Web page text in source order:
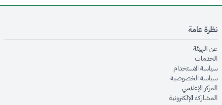
نظرة عامة
عن الهيئةopens in new window
الخدماتopens in new window
سياسة الاستخدامopens in new window
سياسة الخصوصيةopens in new window
المركز الإعلاميopens in new window
المشاركة الإلكترونيةopens in new window